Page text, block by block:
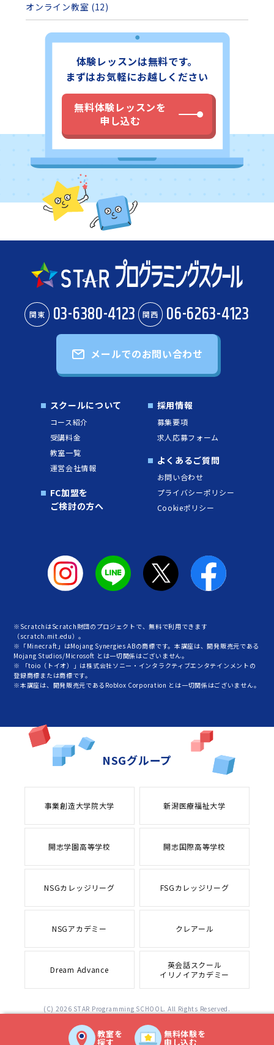
オンライン教室 (12)
体験レッスンは無料です。
まずはお気軽にお越しください
無料体験レッスンを
申し込む
無料体験を
申し込む
教室を
探す
関東 03-6380-4123 関西 06-6263-4123
メールでのお問い合わせ
スクールについて
コース紹介
受講料金
教室一覧
運営会社情報
FC加盟を
ご検討の方へ
採用情報
募集要項
求人応募フォーム
よくあるご質問
お問い合わせ
プライバシーポリシー
Cookieポリシー
※ScratchはScratch財団のプロジェクトで、無料で利用できます
（scratch.mit.edu）。
※「Minecraft」はMojang Synergies ABの商標です。本講座は、開発販売元である
Mojang Studios/Microsoft とは一切関係はございません。
※ 「toio（トイオ）」は株式会社ソニー・インタラクティブエンタテインメントの
登録商標または商標です。
※本講座は、開発販売元であるRoblox Corporation とは一切関係はございません。
NSGグループ
事業創造大学院大学 新潟医療福祉大学
開志学園高等学校 開志国際高等学校
NSGカレッジリーグ FSGカレッジリーグ
NSGアカデミー クレアール
Dream Advance
英会話スクール
イリノイアカデミー
(C) 2026 STAR Programming SCHOOL. All Rights Reserved.